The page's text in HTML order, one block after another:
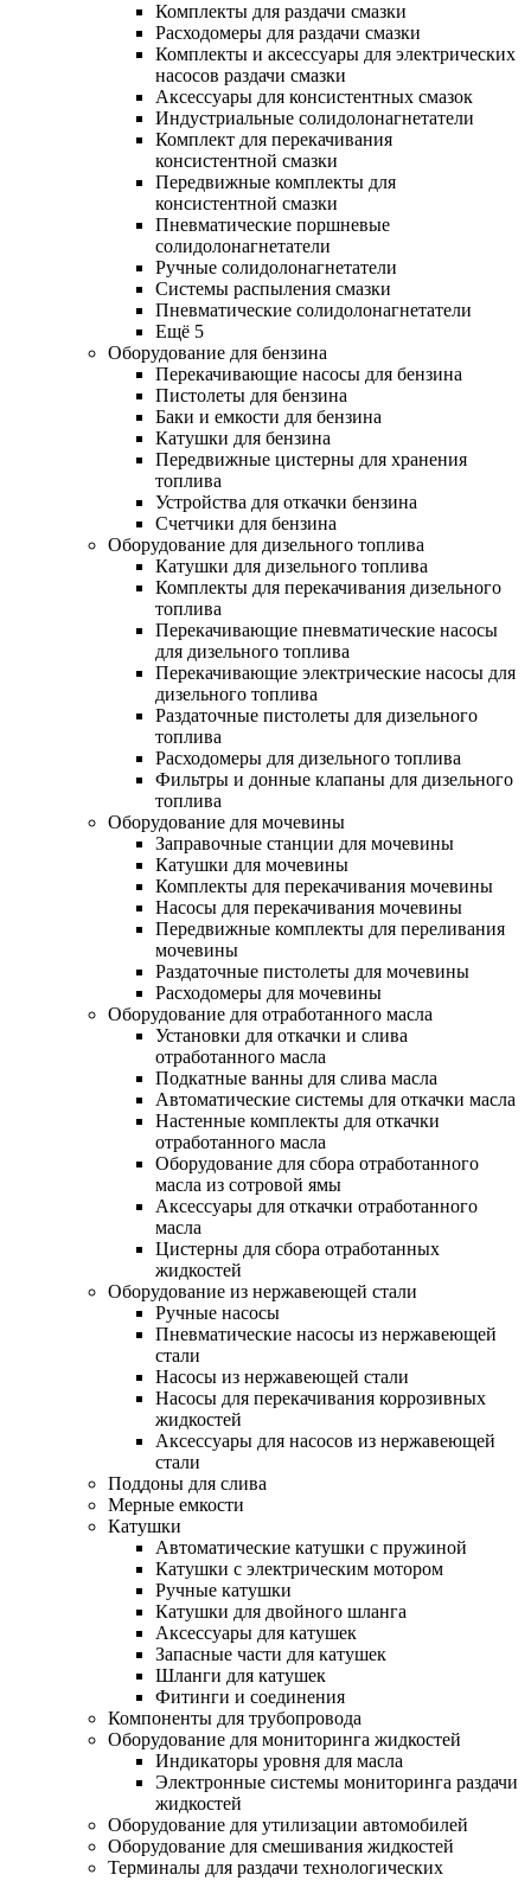
Комплекты для раздачи смазки
Расходомеры для раздачи смазки
Комплекты и аксессуары для электрических
насосов раздачи смазки
Аксессуары для консистентных смазок
Индустриальные солидолонагнетатели
Комплект для перекачивания
консистентной смазки
Передвижные комплекты для
консистентной смазки
Пневматические поршневые
солидолонагнетатели
Ручные солидолонагнетатели
Системы распыления смазки
Пневматические солидолонагнетатели
Ещё 5
Оборудование для бензина
Перекачивающие насосы для бензина
Пистолеты для бензина
Баки и емкости для бензина
Катушки для бензина
Передвижные цистерны для хранения
топлива
Устройства для откачки бензина
Счетчики для бензина
Оборудование для дизельного топлива
Катушки для дизельного топлива
Комплекты для перекачивания дизельного
топлива
Перекачивающие пневматические насосы
для дизельного топлива
Перекачивающие электрические насосы для
дизельного топлива
Раздаточные пистолеты для дизельного
топлива
Расходомеры для дизельного топлива
Фильтры и донные клапаны для дизельного
топлива
Оборудование для мочевины
Заправочные станции для мочевины
Катушки для мочевины
Комплекты для перекачивания мочевины
Насосы для перекачивания мочевины
Передвижные комплекты для переливания
мочевины
Раздаточные пистолеты для мочевины
Расходомеры для мочевины
Оборудование для отработанного масла
Установки для откачки и слива
отработанного масла
Подкатные ванны для слива масла
Автоматические системы для откачки масла
Настенные комплекты для откачки
отработанного масла
Оборудование для сбора отработанного
масла из сотровой ямы
Аксессуары для откачки отработанного
масла
Цистерны для сбора отработанных
жидкостей
Оборудование из нержавеющей стали
Ручные насосы
Пневматические насосы из нержавеющей
стали
Насосы из нержавеющей стали
Насосы для перекачивания коррозивных
жидкостей
Аксессуары для насосов из нержавеющей
стали
Поддоны для слива
Мерные емкости
Катушки
Автоматические катушки с пружиной
Катушки с электрическим мотором
Ручные катушки
Катушки для двойного шланга
Аксессуары для катушек
Запасные части для катушек
Шланги для катушек
Фитинги и соединения
Компоненты для трубопровода
Оборудование для мониторинга жидкостей
Индикаторы уровня для масла
Электронные системы мониторинга раздачи
жидкостей
Оборудование для утилизации автомобилей
Оборудование для смешивания жидкостей
Терминалы для раздачи технологических